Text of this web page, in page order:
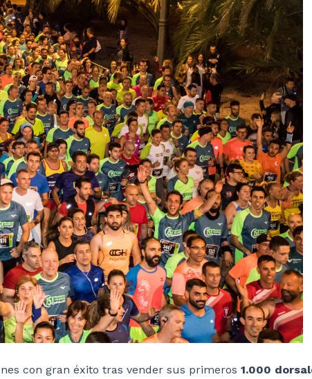
con gran éxito tras vender sus primeros 1.000